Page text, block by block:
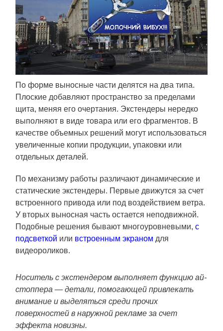
По форме выносные части делятся на два типа.
Плоские добавляют пространство за пределами
щита, меняя его очертания. Экстендеры нередко
выполняют в виде товара или его фрагментов. В
качестве объемных решений могут использоваться
увеличенные копии продукции, упаковки или
отдельных деталей.
По механизму работы различают динамические и
статические экстендеры. Первые движутся за счет
встроенного привода или под воздействием ветра.
У вторых выносная часть остается неподвижной.
Подобные решения бывают многоуровневыми, с
подсветкой или встроенным экраном для
видеороликов.
Носитель с экстендером выполняет функцию ай-
стоппера — детали, помогающей привлекать
внимание и выделяться среди прочих
поверхностей в наружной рекламе за счет
эффекта новизны.